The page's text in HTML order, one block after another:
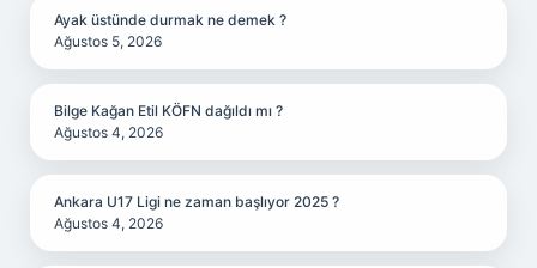
Ayak üstünde durmak ne demek ?
Ağustos 5, 2026
Bilge Kağan Etil KÖFN dağıldı mı ?
Ağustos 4, 2026
Ankara U17 Ligi ne zaman başlıyor 2025 ?
Ağustos 4, 2026